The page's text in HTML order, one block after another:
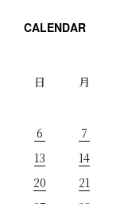
CALENDAR
日
月
6
7
13
14
20
21